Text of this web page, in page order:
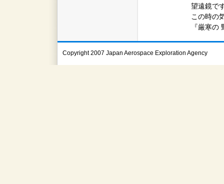
望遠鏡で
この時の
『厳寒
Copyright 2007 Japan Aerospace Exploration Agency